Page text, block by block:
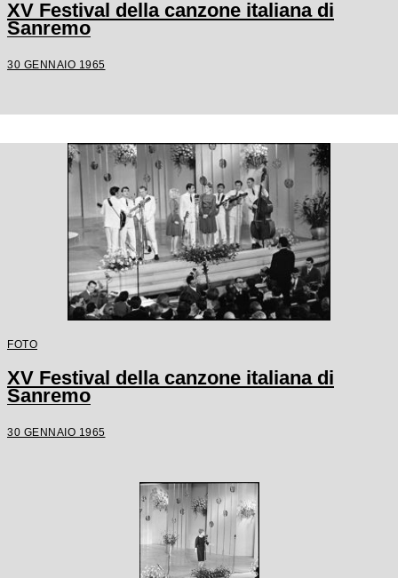
XV Festival della canzone italiana di
Sanremo
30 GENNAIO 1965
FOTO
XV Festival della canzone italiana di
Sanremo
30 GENNAIO 1965